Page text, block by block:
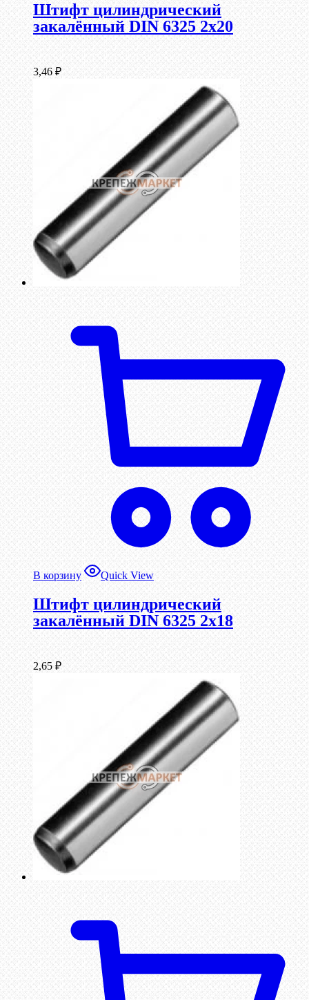
Штифт цилиндрический
закалённый DIN 6325 2х20
3,46 ₽
В корзину Quick View
Штифт цилиндрический
закалённый DIN 6325 2х18
2,65 ₽